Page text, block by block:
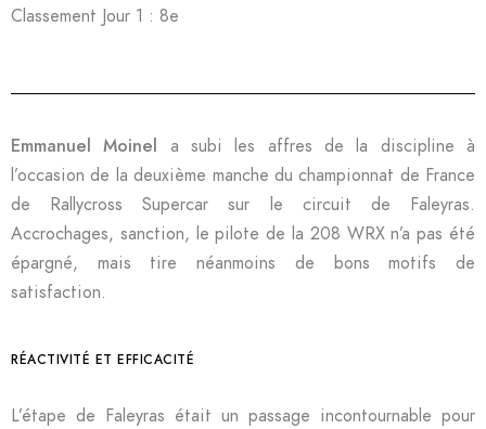
Classement Jour 1 : 8e
Emmanuel Moinel a subi les affres de la discipline à
l’occasion de la deuxième manche du championnat de France
de Rallycross Supercar sur le circuit de Faleyras.
Accrochages, sanction, le pilote de la 208 WRX n’a pas été
épargné, mais tire néanmoins de bons motifs de
satisfaction.
RÉACTIVITÉ ET EFFICACITÉ
L’étape de Faleyras était un passage incontournable pour